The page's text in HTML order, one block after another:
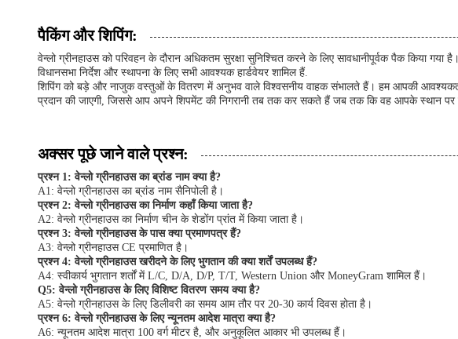
पैकिंग और शिपिंग:
वेन्लो ग्रीनहाउस को परिवहन के दौरान अधिकतम सुरक्षा सुनिश्चित करने के लिए सावधानीपूर्वक पैक किया
विधानसभा निर्देश और स्थापना के लिए सभी आवश्यक हार्डवेयर शामिल हैं.
शिपिंग को बड़े और नाजुक वस्तुओं के वितरण में अनुभव वाले विश्वसनीय वाहक संभालते हैं। हम आपकी
प्रदान की जाएगी, जिससे आप अपने शिपमेंट की निगरानी तब तक कर सकते हैं जब तक कि वह आपके स्थान पर
अक्सर पूछे जाने वाले प्रश्न:
प्रश्न 1: वेन्लो ग्रीनहाउस का ब्रांड नाम क्या है?
A1: वेन्लो ग्रीनहाउस का ब्रांड नाम सैनिपोली है।
प्रश्न 2: वेन्लो ग्रीनहाउस का निर्माण कहाँ किया जाता है?
A2: वेन्लो ग्रीनहाउस का निर्माण चीन के शेडोंग प्रांत में किया जाता है।
प्रश्न 3: वेन्लो ग्रीनहाउस के पास क्या प्रमाणपत्र हैं?
A3: वेन्लो ग्रीनहाउस CE प्रमाणित है।
प्रश्न 4: वेन्लो ग्रीनहाउस खरीदने के लिए भुगतान की क्या शर्तें उपलब्ध हैं?
A4: स्वीकार्य भुगतान शर्तों में L/C, D/A, D/P, T/T, Western Union और MoneyGram शामिल हैं।
Q5: वेन्लो ग्रीनहाउस के लिए विशिष्ट वितरण समय क्या है?
A5: वेन्लो ग्रीनहाउस के लिए डिलीवरी का समय आम तौर पर 20-30 कार्य दिवस होता है।
प्रश्न 6: वेन्लो ग्रीनहाउस के लिए न्यूनतम आदेश मात्रा क्या है?
A6: न्यूनतम आदेश मात्रा 100 वर्ग मीटर है, और अनुकूलित आकार भी उपलब्ध हैं।